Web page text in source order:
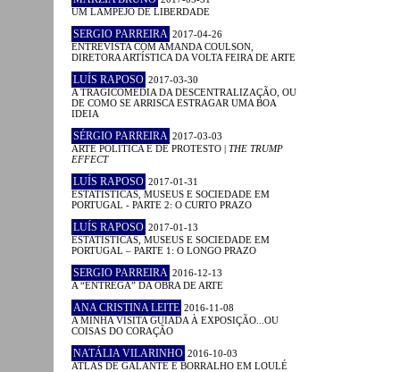
UM LAMPEJO DE LIBERDADE
SERGIO PARREIRA 2017-04-26
ENTREVISTA COM AMANDA COULSON,
DIRETORA ARTÍSTICA DA VOLTA FEIRA DE ARTE
LUÍS RAPOSO 2017-03-30
A TRAGICOMÉDIA DA DESCENTRALIZAÇÃO, OU
DE COMO SE ARRISCA ESTRAGAR UMA BOA
IDEIA
SÉRGIO PARREIRA 2017-03-03
ARTE POLÍTICA E DE PROTESTO | THE TRUMP
EFFECT
LUÍS RAPOSO 2017-01-31
ESTATÍSTICAS, MUSEUS E SOCIEDADE EM
PORTUGAL - PARTE 2: O CURTO PRAZO
LUÍS RAPOSO 2017-01-13
ESTATÍSTICAS, MUSEUS E SOCIEDADE EM
PORTUGAL – PARTE 1: O LONGO PRAZO
SERGIO PARREIRA 2016-12-13
A “ENTREGA” DA OBRA DE ARTE
ANA CRISTINA LEITE 2016-11-08
A MINHA VISITA GUIADA À EXPOSIÇÃO...OU
COISAS DO CORAÇÃO
NATÁLIA VILARINHO 2016-10-03
ATLAS DE GALANTE E BORRALHO EM LOULÉ